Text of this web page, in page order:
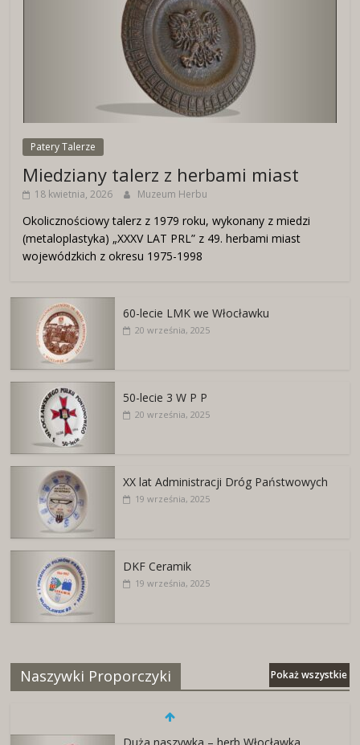
Patery Talerze
Miedziany talerz z herbami miast
18 kwietnia, 2026 Muzeum Herbu
Okolicznościowy talerz z 1979 roku, wykonany z miedzi
(metaloplastyka) „XXXV LAT PRL” z 49. herbami miast
wojewódzkich z okresu 1975-1998
60-lecie LMK we Włocławku
20 września, 2025
50-lecie 3 W P P
20 września, 2025
XX lat Administracji Dróg Państwowych
19 września, 2025
DKF Ceramik
19 września, 2025
Naszywki Proporczyki Pokaż wszystkie
Duża naszywka – herb Włocławka